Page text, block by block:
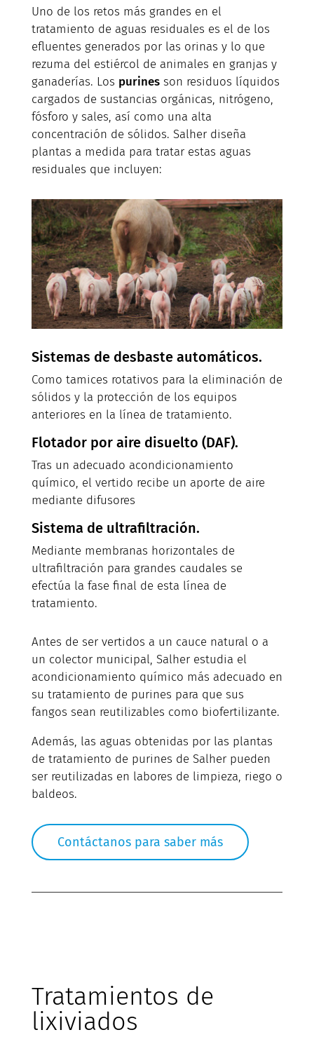
Uno de los retos más grandes en el
tratamiento de aguas residuales es el de los
efluentes generados por las orinas y lo que
rezuma del estiércol de animales en granjas y
ganaderías. Los purinesson residuos líquidos
cargados de sustancias orgánicas, nitrógeno,
fósforo y sales, así como una alta
concentración de sólidos. Salher diseña
plantas a medida para tratar estas aguas
residuales que incluyen:
Sistemas de desbaste automáticos.
Como tamices rotativos para la eliminación de
sólidos y la protección de los equipos
anteriores en la línea de tratamiento.
Flotador por aire disuelto (DAF).
Tras un adecuado acondicionamiento
químico, el vertido recibe un aporte de aire
mediante difusores
Sistema de ultrafiltración.
Mediante membranas horizontales de
ultrafiltración para grandes caudales se
efectúa la fase final de esta línea de
tratamiento.
Antes de ser vertidos a un cauce natural o a
un colector municipal, Salher estudia el
acondicionamiento químico más adecuado en
su tratamiento de purines para que sus
fangos sean reutilizables como biofertilizante.
Además, las aguas obtenidas por las plantas
de tratamiento de purines de Salher pueden
ser reutilizadas en labores de limpieza, riego o
baldeos.
Contáctanos para saber más
Tratamientos de
lixiviados